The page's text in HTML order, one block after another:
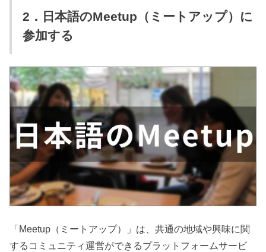
2．日本語のMeetup（ミートアップ）に
参加する
「Meetup（ミートアップ）」は、共通の地域や興味に関
するコミュニティ運営ができるプラットフォームサービ